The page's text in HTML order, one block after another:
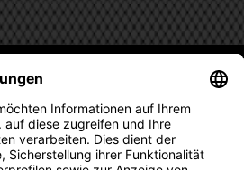
DHB-FANSHOP
SIE KEINE NEUIGKEIT ODER
ANMELDEN